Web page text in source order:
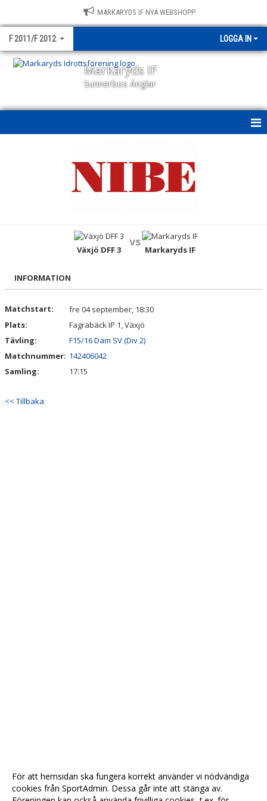
MARKARYDS IF NYA WEBSHOPP
F 2011/F 2012 LOGGA IN
Markaryds IF
Sunnerbos Änglar
BILDGALLERI
KONTAKT
Växjö DFF 3
vs
Markaryds IF
INFORMATION
Matchstart:
fre 04 september, 18:30
Plats:
Fagrabäck IP 1, Växjö
Tävling:
F15/16 Dam SV (Div 2)
Matchnummer: 142406042
Samling:
17:15
<< Tillbaka
För att hemsidan ska fungera korrekt använder vi nödvändiga
cookies från SportAdmin. Dessa går inte att stänga av.